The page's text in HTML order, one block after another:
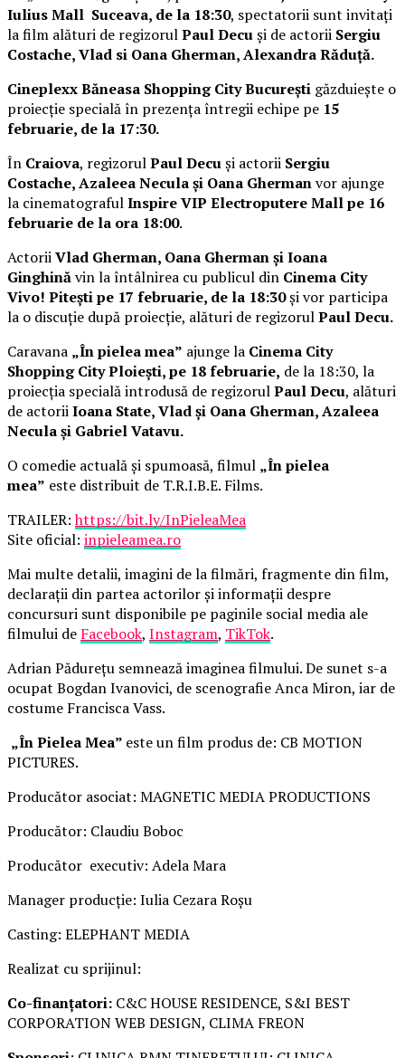
Iulius Mall Suceava, de la 18:30, spectatorii sunt invitați
la film alături de regizorulPaul Decuși de actorii Sergiu
Costache, Vlad si Oana Gherman, Alexandra Răduță.
Cineplexx Băneasa Shopping City București găzduiește o
proiecție specială în prezența întregii echipe pe 15
februarie, de la 17:30.
În Craiova, regizorulPaul Decuși actorii Sergiu
Costache, Azaleea Necula și Oana Ghermanvor ajunge
la cinematografulInspire VIP Electroputere Mall pe 16
februarie de la ora 18:00.
ActoriiVlad Gherman, Oana Gherman și Ioana
Ginghinăvin la întâlnirea cu publicul din Cinema City
Vivo! Pitești pe 17 februarie, de la 18:30și vor participa
la o discuție după proiecție, alături de regizorulPaul Decu.
Caravana „În pielea mea” ajunge la Cinema City
Shopping City Ploiești, pe 18 februarie, de la 18:30, la
proiecția specială introdusă de regizorulPaul Decu, alături
de actoriiIoana State, Vlad și Oana Gherman, Azaleea
Necula și Gabriel Vatavu.
O comedie actuală și spumoasă, filmul „În pielea
mea” este distribuit de T.R.I.B.E. Films.
TRAILER:https://bit.ly/InPieleaMea
Site oficial: inpieleamea.ro
Mai multe detalii, imagini de la filmări, fragmente din film,
declarații din partea actorilor și informații despre
concursuri sunt disponibile pe paginile social media ale
filmului de Facebook, Instagram, TikTok.
Adrian Pădurețu semnează imaginea filmului. De sunet s-a
ocupat Bogdan Ivanovici, de scenografie Anca Miron, iar de
costume Francisca Vass.
„În Pielea Mea” este un film produs de: CB MOTION
PICTURES.
Producător asociat: MAGNETIC MEDIA PRODUCTIONS
Producător: Claudiu Boboc
Producător executiv: Adela Mara
Manager producție: Iulia Cezara Roșu
Casting: ELEPHANT MEDIA
Realizat cu sprijinul:
Co-finanțatori: C&C HOUSE RESIDENCE, S&I BEST
CORPORATION WEB DESIGN, CLIMA FREON